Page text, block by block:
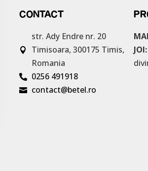
CONTACT

str. Ady Endre nr. 20
Timisoara, 300175 Timis,
Romania
 0256 491918
 contact@betel.ro
JOI: